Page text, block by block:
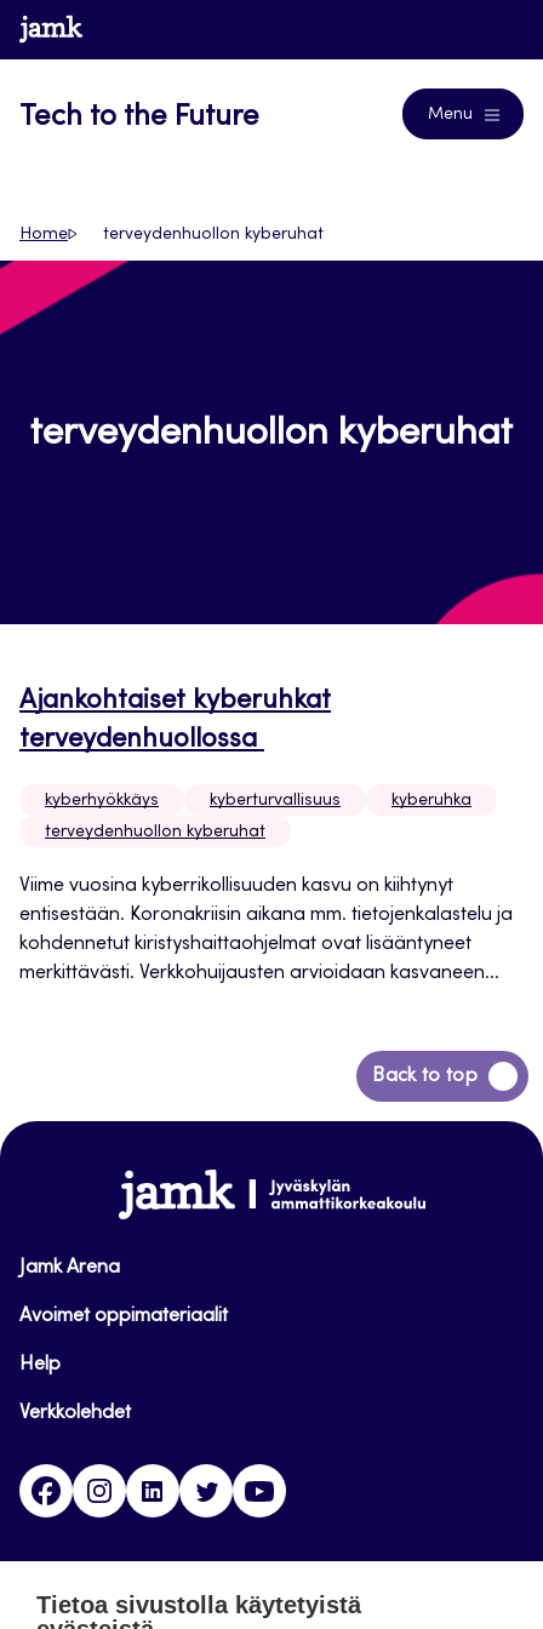
Siirry
suoraan
www.jamk.fi
Tech to the Future Menu
Home terveydenhuollon kyberuhat
terveydenhuollon kyberuhat
Ajankohtaiset kyberuhkat
terveydenhuollossa
kyberhyökkäys kyberturvallisuus
kyberuhka
terveydenhuollon kyberuhat
Viime vuosina kyberrikollisuuden kasvu on kiihtynyt
entisestään. Koronakriisin aikana mm. tietojenkalastelu ja
kohdennetut kiristyshaittaohjelmat ovat lisääntyneet
merkittävästi. Verkkohuijausten arvioidaan kasvaneen...
Back to top
Siirry
takaisin
www.jamk.fi
Jamk Arena
Avoimet oppimateriaalit
Help
Verkkolehdet
FacebookInstagramLinkedinTwitter
Tietoa sivustolla käytetyistä